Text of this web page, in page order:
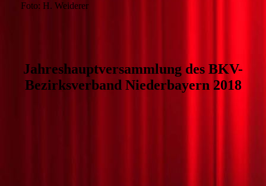
Foto: H. Weiderer
Jahreshauptversammlung des BKV-
Bezirksverband Niederbayern 2018